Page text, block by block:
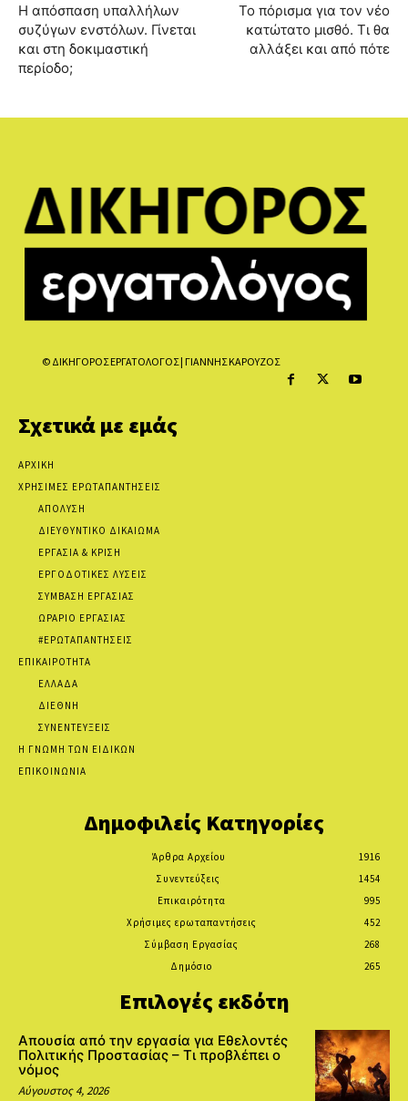
Η απόσπαση υπαλλήλων
συζύγων ενστόλων. Γίνεται
και στη δοκιμαστική
περίοδο;
Το πόρισμα για τον νέο
κατώτατο μισθό. Τι θα
αλλάξει και από πότε
© ΔΙΚΗΓΟΡΟΣ ΕΡΓΑΤΟΛΟΓΟΣ | ΓΙΑΝΝΗΣ ΚΑΡΟΥΖΟΣ
Σχετικά με εμάς
ΑΡΧΙΚΗ
ΧΡΗΣΙΜΕΣ ΕΡΩΤΑΠΑΝΤΗΣΕΙΣ
ΑΠΟΛΥΣΗ
ΔΙΕΥΘΥΝΤΙΚΟ ΔΙΚΑΙΩΜΑ
ΕΡΓΑΣΙΑ & ΚΡΙΣΗ
ΕΡΓΟΔΟΤΙΚΕΣ ΛΥΣΕΙΣ
ΣΥΜΒΑΣΗ ΕΡΓΑΣΙΑΣ
ΩΡΑΡΙΟ ΕΡΓΑΣΙΑΣ
#ΕΡΩΤΑΠΑΝΤΗΣΕΙΣ
ΕΠΙΚΑΙΡΟΤΗΤΑ
ΕΛΛΑΔΑ
ΔΙΕΘΝΗ
ΣΥΝΕΝΤΕΥΞΕΙΣ
Η ΓΝΩΜΗ ΤΩΝ ΕΙΔΙΚΩΝ
ΕΠΙΚΟΙΝΩΝΙΑ
Δημοφιλείς Κατηγορίες
Άρθρα Αρχείου
1916
Συνεντεύξεις
1454
Επικαιρότητα
995
Χρήσιμες ερωταπαντήσεις
452
Σύμβαση Εργασίας
268
Δημόσιο
265
Επιλογές εκδότη
Απουσία από την εργασία για Εθελοντές
Πολιτικής Προστασίας – Τι προβλέπει ο
νόμος
Αύγουστος 4, 2026